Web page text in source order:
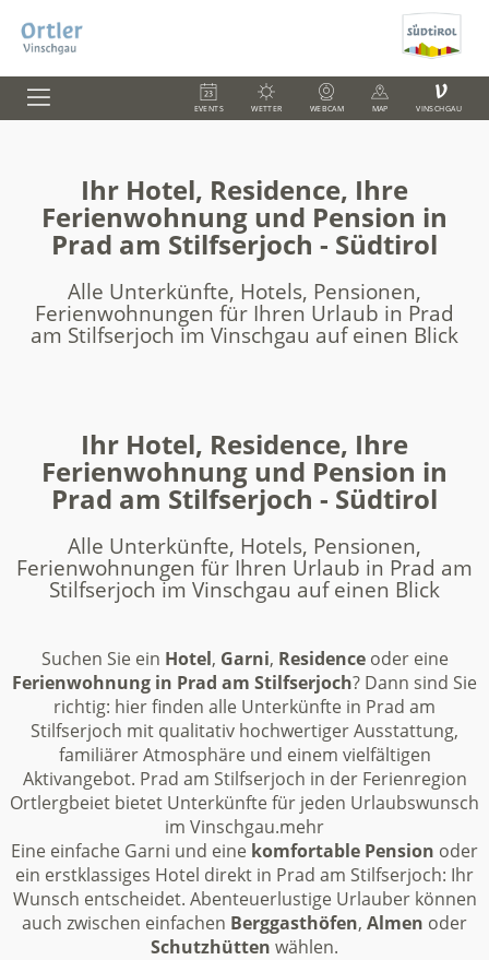
EVENTS WETTER WEBCAM MAP
V
VINSCHGAU
Ihr Hotel, Residence, Ihre
Ferienwohnung und Pension in
Prad am Stilfserjoch - Südtirol
Alle Unterkünfte, Hotels, Pensionen,
Ferienwohnungen für Ihren Urlaub in Prad
am Stilfserjoch im Vinschgau auf einen Blick
Ihr Hotel, Residence, Ihre
Ferienwohnung und Pension in
Prad am Stilfserjoch - Südtirol
Alle Unterkünfte, Hotels, Pensionen,
Ferienwohnungen für Ihren Urlaub in Prad am
Stilfserjoch im Vinschgau auf einen Blick
Suchen Sie ein Hotel, Garni, Residenceoder eine
Ferienwohnung in Prad am Stilfserjoch? Dann sind Sie
richtig: hier finden alle Unterkünfte in Prad am
Stilfserjoch mit qualitativ hochwertiger Ausstattung,
familiärer Atmosphäre und einem vielfältigen
Aktivangebot. Prad am Stilfserjoch in der Ferienregion
Ortlergbeiet bietet Unterkünfte für jeden Urlaubswunsch
im Vinschgau.mehr
Eine einfache Garni und eine komfortable Pension oder
ein erstklassiges Hotel direkt in Prad am Stilfserjoch: Ihr
Wunsch entscheidet. Abenteuerlustige Urlauber können
auch zwischen einfachen Berggasthöfen, Almen oder
Schutzhütten wählen.